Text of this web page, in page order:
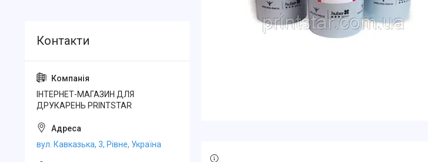
ІНТЕРНЕТ-МАГАЗИН ДЛЯ
ДРУКАРЕНЬ PRINTSTAR
вул. Кавказька, 3, Рівне, Україна